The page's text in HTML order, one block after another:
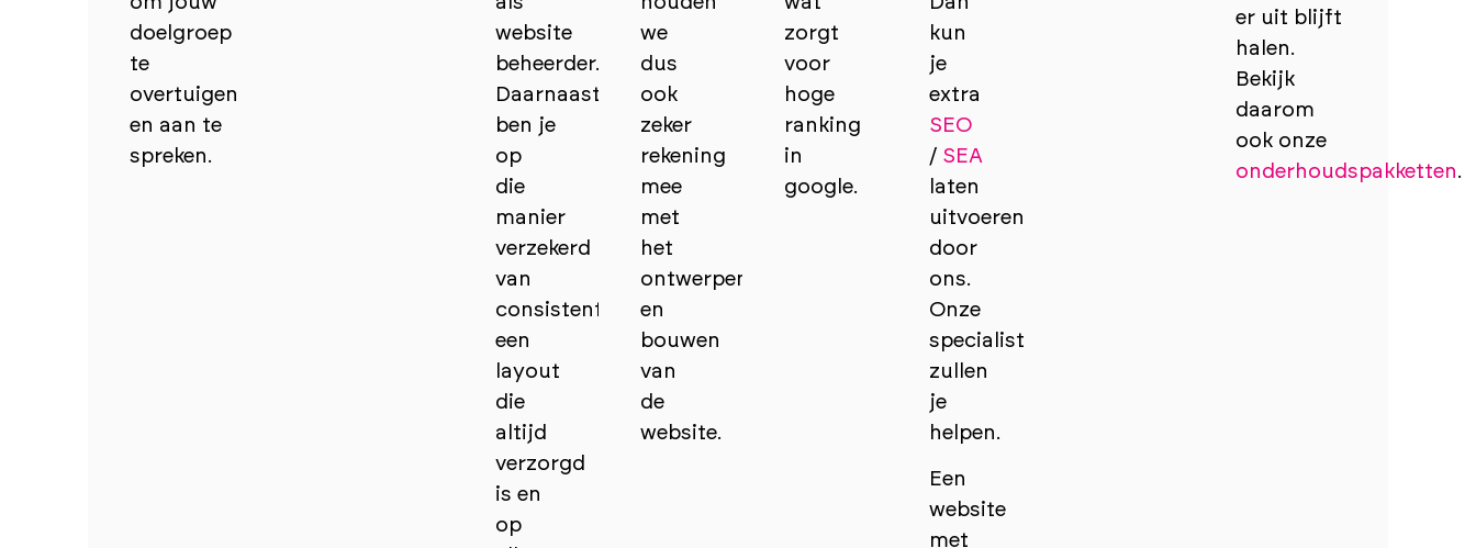
doelgroep
te
overtuigen
en aan te
spreken.
website
beheerder.
Daarnaast
ben je
op
die
manier
verzekerd
van
consistentie,
een
layout
die
altijd
verzorgd
is en
op
we
dus
ook
zeker
rekening
mee
met
het
ontwerpen
en
bouwen
van
de
website.
zorgt
voor
hoge
ranking
in
google.
kun
je
extra
SEO
/ SEA
laten
uitvoeren
door
ons.
Onze
specialisten
zullen
je
helpen.
Een
website
met
er uit blijft
halen.
Bekijk
daarom
ook onze
onderhoudspakketten.